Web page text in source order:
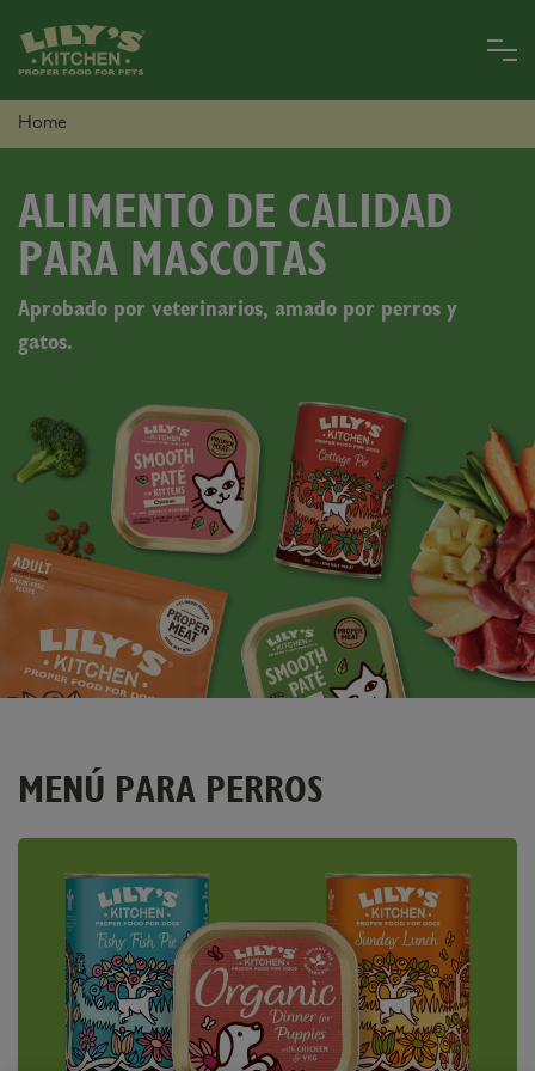
main
content
PERROS
GATOS
LILYLAND
Home
ALIMENTO DE CALIDAD
PARA MASCOTAS
Aprobado por veterinarios, amado por perros y
gatos.
MENÚ PARA PERROS